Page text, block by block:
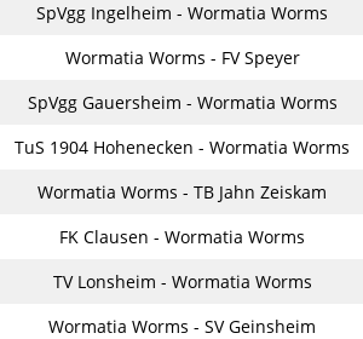
SpVgg Ingelheim - Wormatia Worms
Wormatia Worms - FV Speyer
SpVgg Gauersheim - Wormatia Worms
TuS 1904 Hohenecken - Wormatia Worms
Wormatia Worms - TB Jahn Zeiskam
FK Clausen - Wormatia Worms
TV Lonsheim - Wormatia Worms
Wormatia Worms - SV Geinsheim